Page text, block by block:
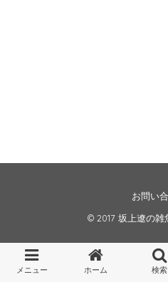
お問い
© 2017 坂上遼の雑